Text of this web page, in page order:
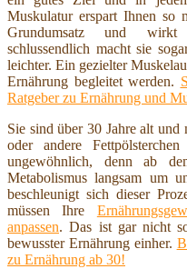
Muskulatur erspart Ihnen so
Grundumsatz und wirkt
schlussendlich macht sie
leichter. Ein gezielter
Ernährung begleitet werden.
Ratgeber zu Ernährung und
Sie sind über 30 Jahre alt und
oder andere
ungewöhnlich, denn ab
Metabolismus langsam um
beschleunigt sich dieser
müssen Ihre
anpassen. Das ist gar nicht
bewusster Ernährung einher.
zu Ernährung ab 30!